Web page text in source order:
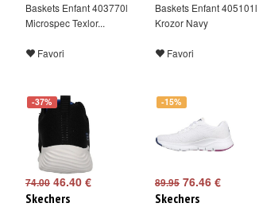
Baskets Enfant 403770l
Microspec Texlor...
Favori
Baskets Enfant 405101l
Krozor Navy
Favori
-37%
74.00 46.40 €
Skechers
-15%
89.95 76.46 €
Skechers